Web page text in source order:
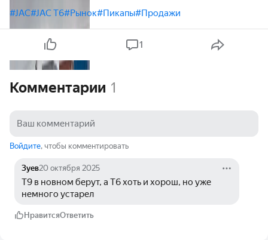
#JAC#JAC T6#Рынок#Пикапы#Продажи
1
Комментарии 1
Войдите, чтобы комментировать
Зуев20 октября 2025
T9 в новном берут, а Т6 хоть и хорош, но уже
немного устарел
НравитсяОтветить